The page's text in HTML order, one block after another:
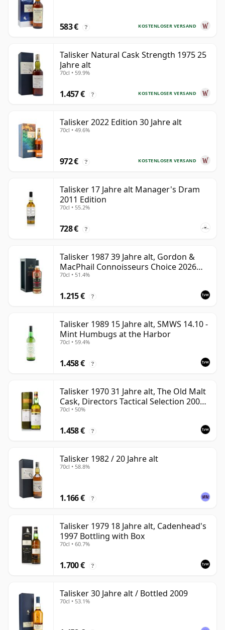
KOSTENLOSER VERSAND
583 € ?
Talisker Natural Cask Strength 1975 25
Jahre alt
70cl • 59.9%
KOSTENLOSER VERSAND
1.457 € ?
Talisker 2022 Edition 30 Jahre alt
70cl • 49.6%
KOSTENLOSER VERSAND
972 € ?
Talisker 17 Jahre alt Manager's Dram
2011 Edition
70cl • 55.2%
728 € ?
Talisker 1987 39 Jahre alt, Gordon &
MacPhail Connoisseurs Choice 2026
Heritage Bottling
70cl • 51.4%
1.215 € ?
Talisker 1989 15 Jahre alt, SMWS 14.10 -
Mint Humbugs at the Harbor
70cl • 59.4%
1.458 € ?
Talisker 1970 31 Jahre alt, The Old Malt
Cask, Directors Tactical Selection 2002
Bottling
70cl • 50%
1.458 € ?
Talisker 1982 / 20 Jahre alt
70cl • 58.8%
1.166 € ?
Talisker 1979 18 Jahre alt, Cadenhead's
1997 Bottling with Box
70cl • 60.7%
1.700 € ?
Talisker 30 Jahre alt / Bottled 2009
70cl • 53.1%